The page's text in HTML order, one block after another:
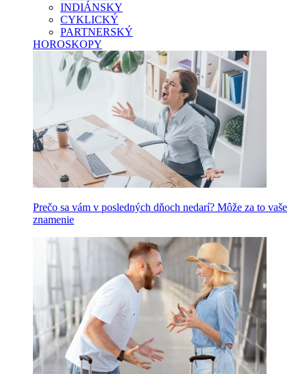
INDIÁNSKY
CYKLICKÝ
PARTNERSKÝ
HOROSKOPY
Prečo sa vám v posledných dňoch nedarí? Môže za to vaše
znamenie